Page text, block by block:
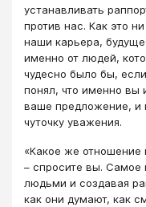
устанавливать
против нас. Как это
наши карьера,
именно от людей,
чудесно было бы,
понял, что именно вы
ваше предложение, и
чуточку уважения.
«Какое же отношение
– спросите вы. Самое
людьми и создавая
как они думают, как